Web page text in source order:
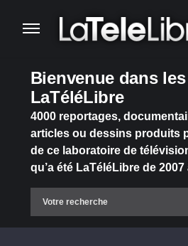
Bienvenue dans
LaTéléLibre
4000 reportages,
articles ou dessins produits
de ce laboratoire de
qu’a été LaTéléLibre de 2007